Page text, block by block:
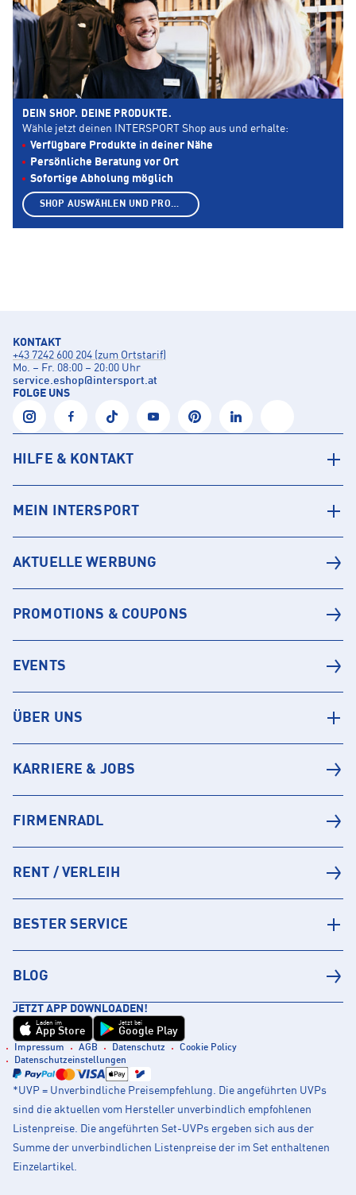
DEIN SHOP. DEINE PRODUKTE.
Wähle jetzt deinen INTERSPORT Shop aus und erhalte:
Verfügbare Produkte in deiner Nähe
Persönliche Beratung vor Ort
Sofortige Abholung möglich
SHOP AUSWÄHLEN UND PRODUKTE ANZEIGEN
KONTAKT
+43 7242 600 204 (zum Ortstarif)
Mo. – Fr. 08:00 – 20:00 Uhr
service.eshop@intersport.at
FOLGE UNS
HILFE & KONTAKT
MEIN INTERSPORT
AKTUELLE WERBUNG
PROMOTIONS & COUPONS
EVENTS
ÜBER UNS
KARRIERE & JOBS
FIRMENRADL
RENT / VERLEIH
BESTER SERVICE
BLOG
JETZT APP DOWNLOADEN!
Laden im
App Store
Jetzt bei
Google Play
Impressum AGB Datenschutz
Cookie Policy
Datenschutzeinstellungen
*UVP = Unverbindliche Preisempfehlung. Die angeführten UVPs
sind die aktuellen vom Hersteller unverbindlich empfohlenen
Listenpreise. Die angeführten Set-UVPs ergeben sich aus der
Summe der unverbindlichen Listenpreise der im Set enthaltenen
Einzelartikel.